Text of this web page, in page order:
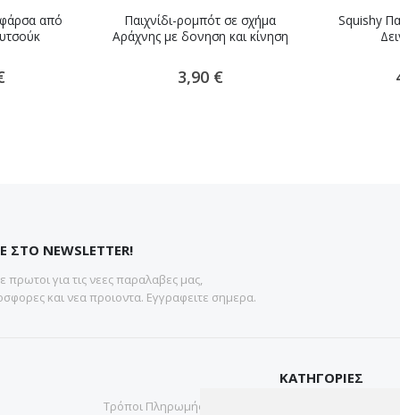
φάρσα από
Παιχνίδι-ρομπότ σε σχήμα
Αράχνης με δονηση και κίνηση
3,90 €
Squishy
ΣΤΟ NEWSLETTER!
πρωτοι για τις νεες παραλαβες μας,
και νεα προιοντα. Εγγραφειτε σημερα.
Τρόποι Πληρωμής
ΚΑΤΗΓΟΡΙΕΣ